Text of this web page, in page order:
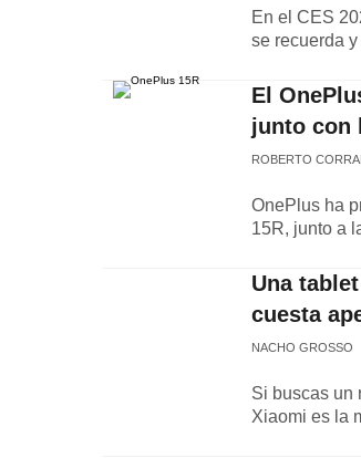
En el CES
se recuerda
El
junto con
ROBERTO
OnePlus ha
15R, junto a
Una
cuesta
NACHO GROSSO
Si buscas un
Xiaomi es la